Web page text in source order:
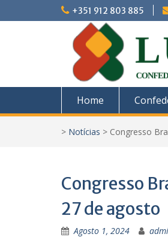
to
+351 912 803 885
Home
> Notícias > Congresso
Congresso
27 de agosto
Agosto 1, 2024